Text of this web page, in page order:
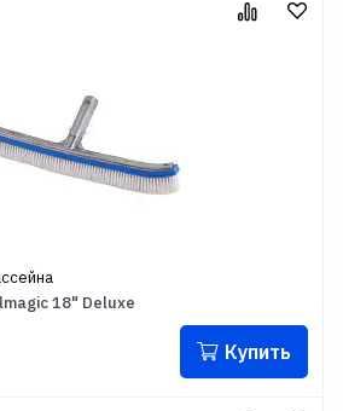
18" Deluxe
Купить